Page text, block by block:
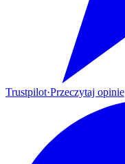
Trustpilot·Przeczytaj opinie